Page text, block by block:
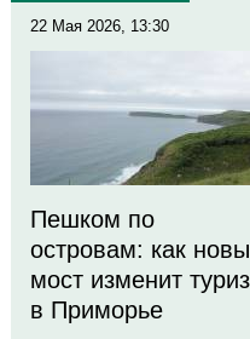
22 Мая 2026, 13:30
Пешком по
островам: как
мост изменит
в Приморье